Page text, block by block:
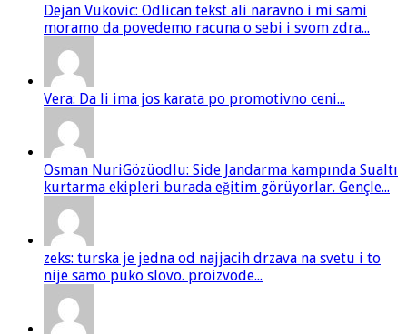
Dejan Vukovic: Odlican tekst ali naravno i mi sami
moramo da povedemo racuna o sebi i svom zdra...
Vera: Da li ima jos karata po promotivno ceni...
Osman NuriGözüodlu: Side Jandarma kampında Sualtı
kurtarma ekipleri burada eğitim görüyorlar. Gençle...
zeks: turska je jedna od najjacih drzava na svetu i to
nije samo puko slovo. proizvode...